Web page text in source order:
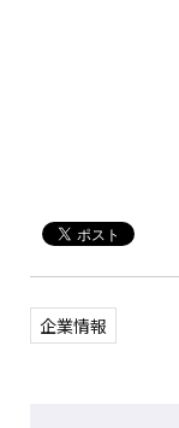
企業情報